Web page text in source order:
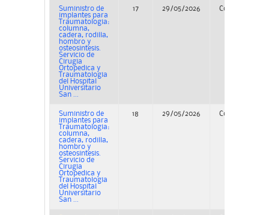
Suministro de
implantes para
Traumatologia:
columna,
cadera, rodilla,
hombro y
osteosintesis.
Servicio de
Cirugia
Ortopedica y
Traumatologia
del Hospital
Universitario
San ...
17 29/05/2026 Concurso
Suministro de
implantes para
Traumatologia:
columna,
cadera, rodilla,
hombro y
osteosintesis.
Servicio de
Cirugia
Ortopedica y
Traumatologia
del Hospital
Universitario
San ...
18 29/05/2026 Concurso